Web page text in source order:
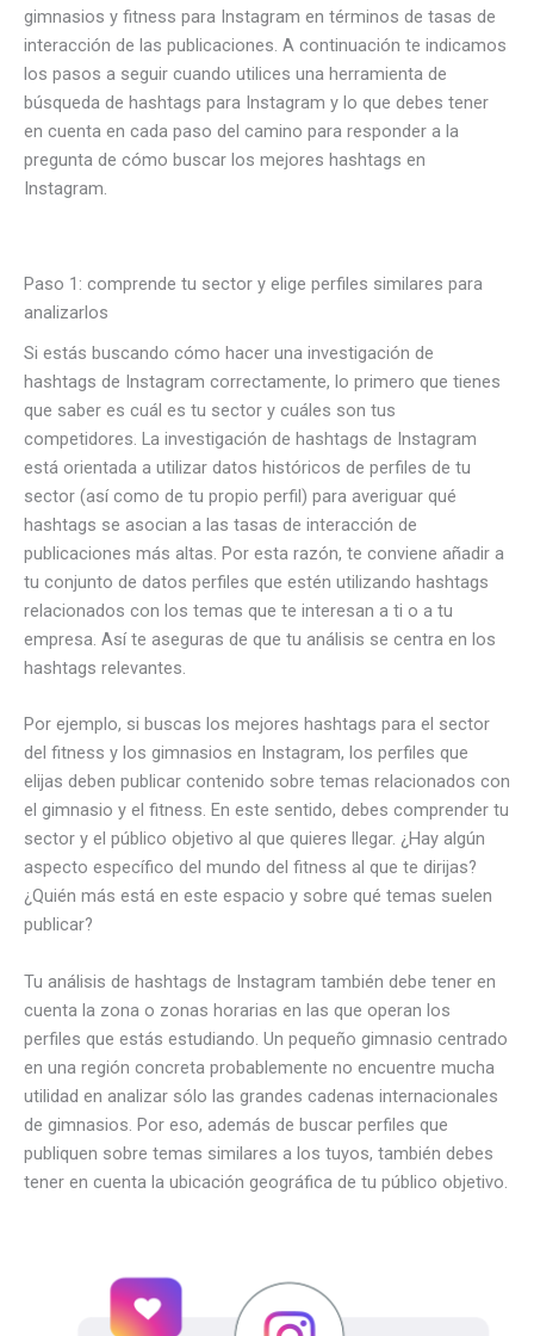
gimnasios y fitness para Instagram en términos de tasas de
interacción de las publicaciones. A continuación te indicamos
los pasos a seguir cuando utilices una herramienta de
búsqueda de hashtags para Instagram y lo que debes tener
en cuenta en cada paso del camino para responder a la
pregunta de cómo buscar los mejores hashtags en
Instagram.
Paso 1: comprende tu sector y elige perfiles similares para
analizarlos
Si estás buscando cómo hacer una investigación de
hashtags de Instagram correctamente, lo primero que tienes
que saber es cuál es tu sector y cuáles son tus
competidores. La investigación de hashtags de Instagram
está orientada a utilizar datos históricos de perfiles de tu
sector (así como de tu propio perfil) para averiguar qué
hashtags se asocian a las tasas de interacción de
publicaciones más altas. Por esta razón, te conviene añadir a
tu conjunto de datos perfiles que estén utilizando hashtags
relacionados con los temas que te interesan a ti o a tu
empresa. Así te aseguras de que tu análisis se centra en los
hashtags relevantes.
Por ejemplo, si buscas los mejores hashtags para el sector
del fitness y los gimnasios en Instagram, los perfiles que
elijas deben publicar contenido sobre temas relacionados con
el gimnasio y el fitness. En este sentido, debes comprender tu
sector y el público objetivo al que quieres llegar. ¿Hay algún
aspecto específico del mundo del fitness al que te dirijas?
¿Quién más está en este espacio y sobre qué temas suelen
publicar?
Tu análisis de hashtags de Instagram también debe tener en
cuenta la zona o zonas horarias en las que operan los
perfiles que estás estudiando. Un pequeño gimnasio centrado
en una región concreta probablemente no encuentre mucha
utilidad en analizar sólo las grandes cadenas internacionales
de gimnasios. Por eso, además de buscar perfiles que
publiquen sobre temas similares a los tuyos, también debes
tener en cuenta la ubicación geográfica de tu público objetivo.